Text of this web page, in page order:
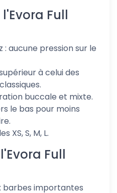
Full
: aucune pression sur le
à celui des
buccale et mixte.
le bas pour moins
XS, S, M, L.
Full
barbes importantes